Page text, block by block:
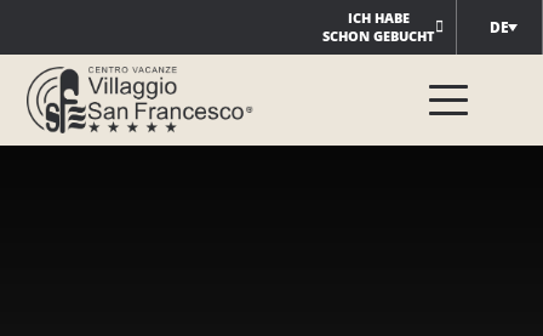
Inhalt
springen
ICH HABE
SCHON GEBUCHT
DE